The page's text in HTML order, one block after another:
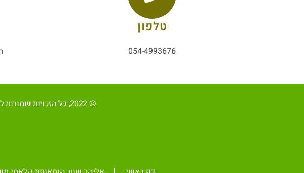
טלפון
054-4993676
© 2022, כל הזכויות שמורות ל-אליהב שוע/ קידום ובניית האתר RAVENMEDIA.CO.IL